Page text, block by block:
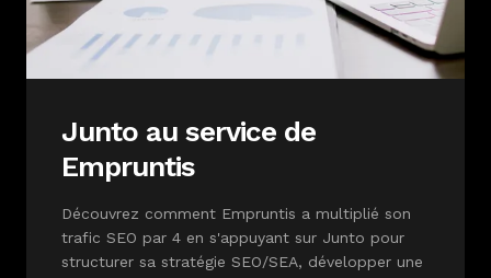
Junto au service de
Empruntis
Découvrez comment Empruntis a multiplié son
trafic SEO par 4 en s'appuyant sur Junto pour
structurer sa stratégie SEO/SEA, développer une